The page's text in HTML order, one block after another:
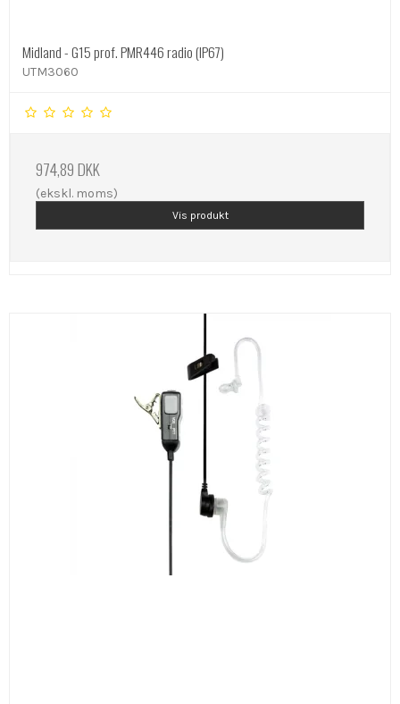
Midland - G15 prof. PMR446 radio (IP67)
UTM3060
974,89 DKK
(ekskl. moms)
Vis produkt